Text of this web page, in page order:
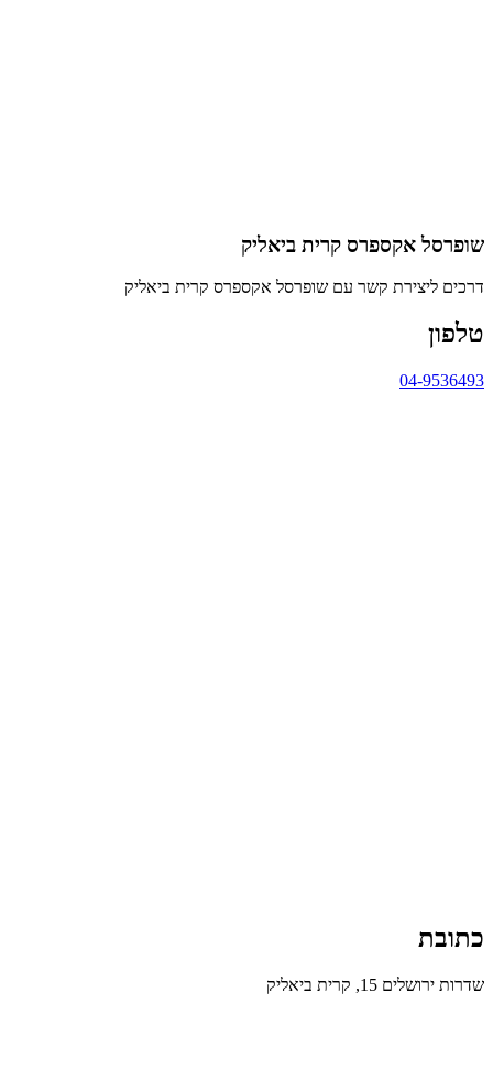
שופרסל אקספרס קרית ביאליק
דרכים ליצירת קשר עם שופרסל אקספרס קרית ביאליק
טלפון
04-9536493
כתובת
שדרות ירושלים 15, קרית ביאליק